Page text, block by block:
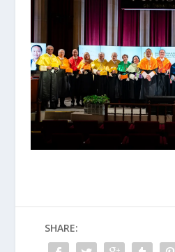
SHARE: